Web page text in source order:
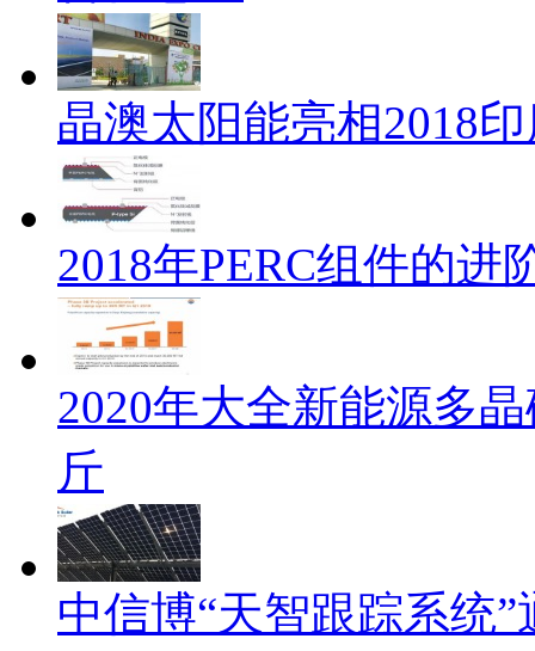
晶澳太阳能亮相2018
2018年PERC组件的进
2020年大全新能源多
斤
中信博“天智跟踪系统